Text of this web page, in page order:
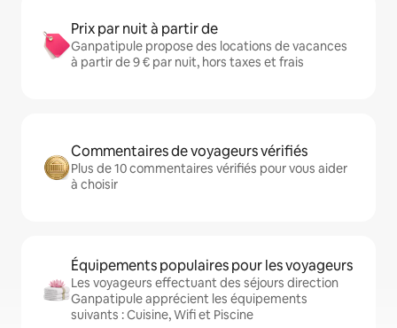
Prix par nuit à partir de
Ganpatipule propose des locations de vacances
à partir de 9 € par nuit, hors taxes et frais
Commentaires de voyageurs vérifiés
Plus de 10 commentaires vérifiés pour vous aider
à choisir
Équipements populaires pour les voyageurs
Les voyageurs effectuant des séjours direction
Ganpatipule apprécient les équipements
suivants : Cuisine, Wifi et Piscine